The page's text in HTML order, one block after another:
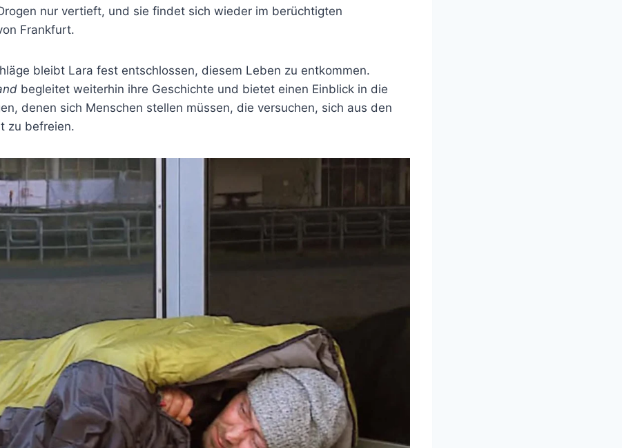
nur vertieft, und sie findet sich wieder im berüchtigten
Frankfurt.
bleibt Lara fest entschlossen, diesem Leben zu entkommen.
begleitet weiterhin ihre Geschichte und bietet einen Einblick in die
denen sich Menschen stellen müssen, die versuchen, sich aus den
zu befreien.